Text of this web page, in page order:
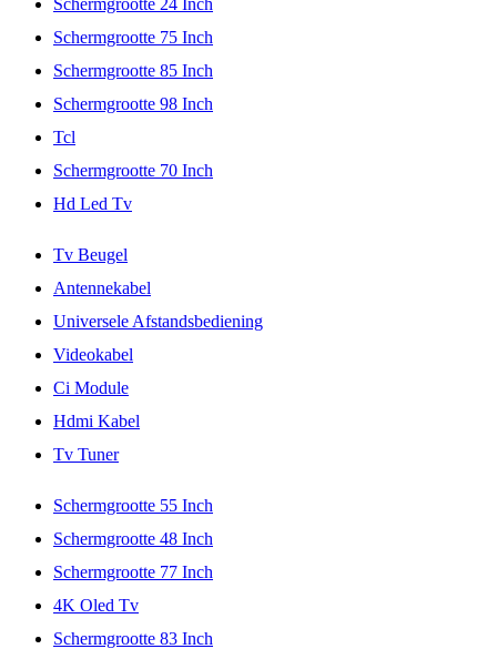
Schermgrootte 24 Inch
Schermgrootte 75 Inch
Schermgrootte 85 Inch
Schermgrootte 98 Inch
Tcl
Schermgrootte 70 Inch
Hd Led Tv
Tv Beugel
Antennekabel
Universele Afstandsbediening
Videokabel
Ci Module
Hdmi Kabel
Tv Tuner
Schermgrootte 55 Inch
Schermgrootte 48 Inch
Schermgrootte 77 Inch
4K Oled Tv
Schermgrootte 83 Inch